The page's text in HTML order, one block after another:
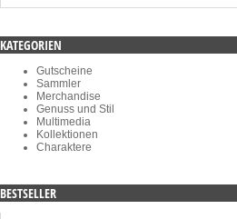
KATEGORIEN
Gutscheine
Sammler
Merchandise
Genuss und Stil
Multimedia
Kollektionen
Charaktere
BESTSELLER